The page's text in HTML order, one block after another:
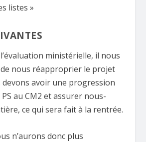
listes »
ministérielle, il nous
de nous réapproprier le projet
devons avoir une progression
au CM2 et assurer nous-
ce qui sera fait à la rentrée.
n’aurons donc plus